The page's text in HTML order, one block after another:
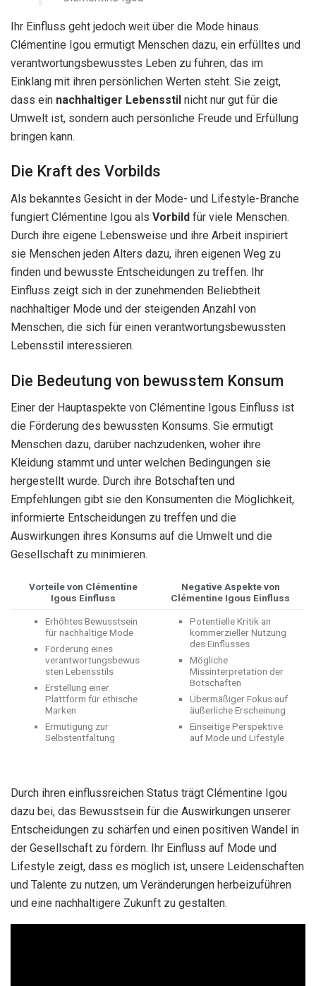
Ihr Einfluss geht jedoch weit über die Mode hinaus.
Clémentine Igou ermutigt Menschen dazu, ein erfülltes und
verantwortungsbewusstes Leben zu führen, das im
Einklang mit ihren persönlichen Werten steht. Sie zeigt,
dass ein nachhaltiger Lebensstil nicht nur gut für die
Umwelt ist, sondern auch persönliche Freude und Erfüllung
bringen kann.
Die Kraft des Vorbilds
Als bekanntes Gesicht in der Mode- und Lifestyle-Branche
fungiert Clémentine Igou als Vorbild für viele Menschen.
Durch ihre eigene Lebensweise und ihre Arbeit inspiriert
sie Menschen jeden Alters dazu, ihren eigenen Weg zu
finden und bewusste Entscheidungen zu treffen. Ihr
Einfluss zeigt sich in der zunehmenden Beliebtheit
nachhaltiger Mode und der steigenden Anzahl von
Menschen, die sich für einen verantwortungsbewussten
Lebensstil interessieren.
Die Bedeutung von bewusstem Konsum
Einer der Hauptaspekte von Clémentine Igous Einfluss ist
die Förderung des bewussten Konsums. Sie ermutigt
Menschen dazu, darüber nachzudenken, woher ihre
Kleidung stammt und unter welchen Bedingungen sie
hergestellt wurde. Durch ihre Botschaften und
Empfehlungen gibt sie den Konsumenten die Möglichkeit,
informierte Entscheidungen zu treffen und die
Auswirkungen ihres Konsums auf die Umwelt und die
Gesellschaft zu minimieren.
Vorteile von Clémentine
Igous Einfluss
Negative Aspekte von
Clémentine Igous Einfluss
Erhöhtes Bewusstsein
für nachhaltige Mode
Förderung eines
verantwortungsbewus
sten Lebensstils
Erstellung einer
Plattform für ethische
Marken
Ermutigung zur
Selbstentfaltung
Potentielle Kritik an
kommerzieller Nutzung
des Einflusses
Mögliche
Missinterpretation der
Botschaften
Übermäßiger Fokus auf
äußerliche Erscheinung
Einseitige Perspektive
auf Mode und Lifestyle
Durch ihren einflussreichen Status trägt Clémentine Igou
dazu bei, das Bewusstsein für die Auswirkungen unserer
Entscheidungen zu schärfen und einen positiven Wandel in
der Gesellschaft zu fördern. Ihr Einfluss auf Mode und
Lifestyle zeigt, dass es möglich ist, unsere Leidenschaften
und Talente zu nutzen, um Veränderungen herbeizuführen
und eine nachhaltigere Zukunft zu gestalten.